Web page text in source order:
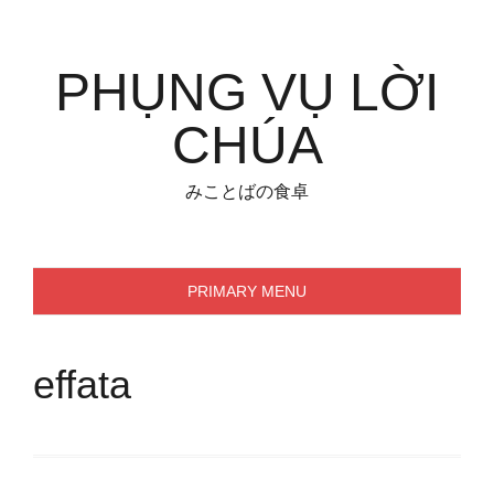
contentPHỤNG VỤ LỜI
CHÚA
みことばの食卓
PRIMARY MENU
effata